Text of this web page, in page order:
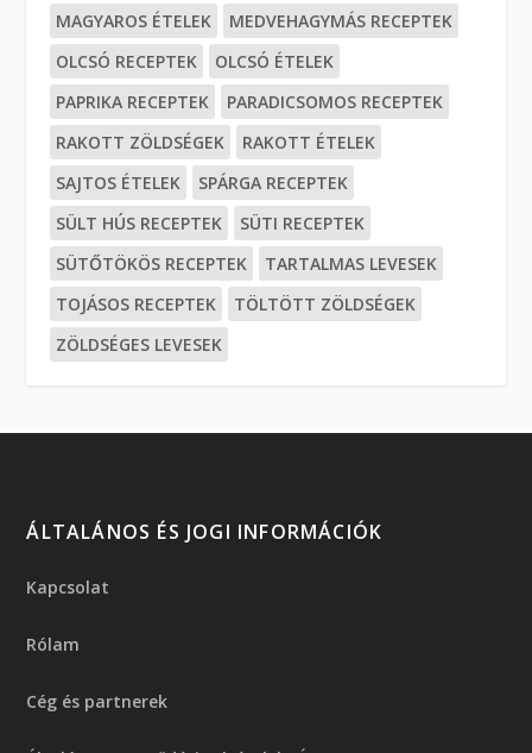
MAGYAROS ÉTELEK
MEDVEHAGYMÁS RECEPTEK
OLCSÓ RECEPTEK
OLCSÓ ÉTELEK
PAPRIKA RECEPTEK
PARADICSOMOS RECEPTEK
RAKOTT ZÖLDSÉGEK
RAKOTT ÉTELEK
SAJTOS ÉTELEK
SPÁRGA RECEPTEK
SÜLT HÚS RECEPTEK
SÜTI RECEPTEK
SÜTŐTÖKÖS RECEPTEK
TARTALMAS LEVESEK
TOJÁSOS RECEPTEK
TÖLTÖTT ZÖLDSÉGEK
ZÖLDSÉGES LEVESEK
ÁLTALÁNOS ÉS JOGI INFORMÁCIÓK
Kapcsolat
Rólam
Cég és partnerek